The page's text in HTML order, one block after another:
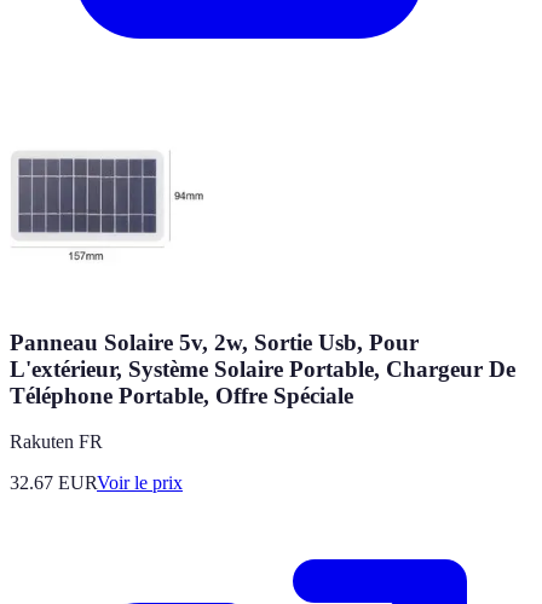
Panneau Solaire 5v, 2w, Sortie Usb, Pour
L'extérieur, Système Solaire Portable, Chargeur De
Téléphone Portable, Offre Spéciale
Rakuten FR
32.67 EURVoir le prix